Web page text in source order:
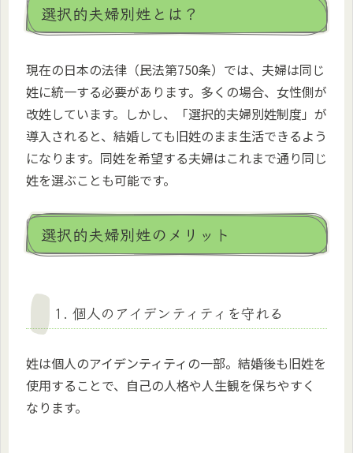
選択的夫婦別姓とは？
現在の日本の法律（民法第750条）では、夫婦は同じ
姓に統一する必要があります。多くの場合、女性側が
改姓しています。しかし、「選択的夫婦別姓制度」が
導入されると、結婚しても旧姓のまま生活できるよう
になります。同姓を希望する夫婦はこれまで通り同じ
姓を選ぶことも可能です。
選択的夫婦別姓のメリット
1. 個人のアイデンティティを守れる
姓は個人のアイデンティティの一部。結婚後も旧姓を
使用することで、自己の人格や人生観を保ちやすく
なります。